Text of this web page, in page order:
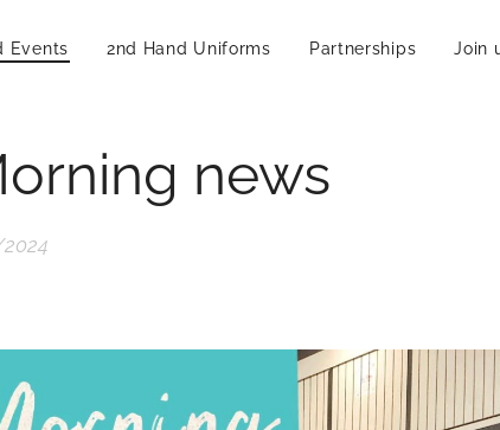
Events 2nd Hand Uniforms Partnerships Join
news